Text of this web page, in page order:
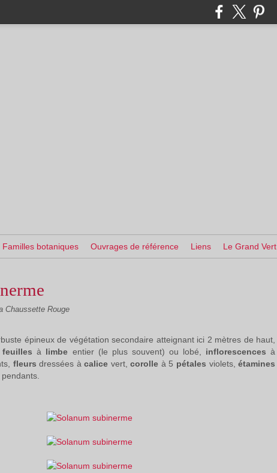
Familles botaniques Ouvrages de référence Liens Le Grand Vert
Chaussette Rouge
épineux de végétation secondaire atteignant ici 2 mètres de haut,
feuillesà limbe entier (le plus souvent) ou lobé, inflorescencesà
fleursdressées àcalice vert,corolle à 5 pétales violets,étamines